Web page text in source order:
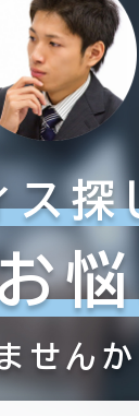
ス探
せん